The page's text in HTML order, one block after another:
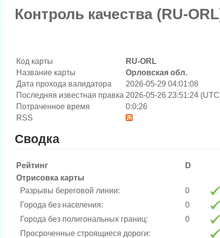
Контроль качества (RU-
Код карты
RU-ORL
Название карты
Орловская обл.
Дата прохода валидатора
2026-05-29 04:01:08
Последняя известная правка 2026-05-26 23:51:24
Потраченное время
0:0:26
RSS
Сводка
Рейтинг
D
Отрисовка карты
Разрывы береговой линии:
0
Города без населения:
0
Города без полигональных границ:
0
Просроченные строящиеся дороги: